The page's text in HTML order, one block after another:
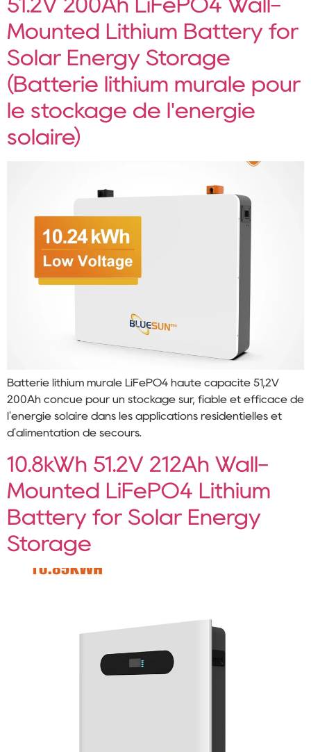
51.2V 200Ah LiFePO4 Wall-
Mounted Lithium Battery for
Solar Energy Storage
(Batterie lithium murale pour
le stockage de l'énergie
solaire)
Batterie lithium murale LiFePO4 haute capacité 51,2V
200Ah conçue pour un stockage sûr, fiable et efficace de
l'énergie solaire dans les applications résidentielles et
d'alimentation de secours.
10.8kWh 51.2V 212Ah Wall-
Mounted LiFePO4 Lithium
Battery for Solar Energy
Storage